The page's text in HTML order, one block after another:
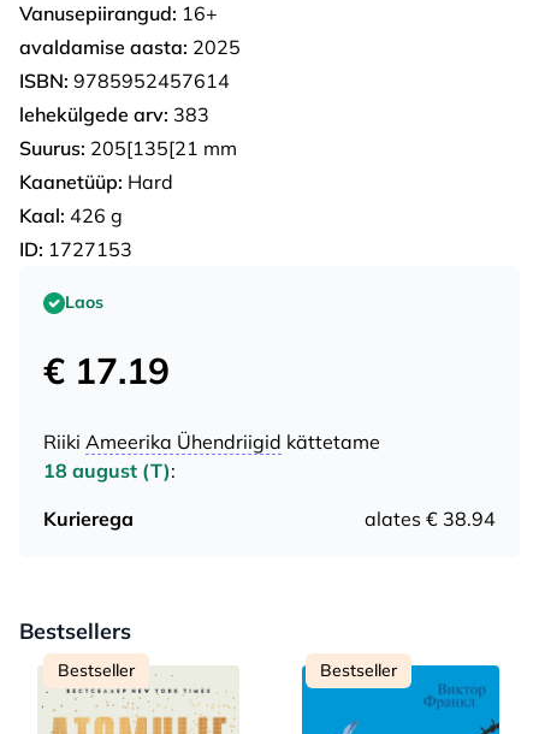
Vanusepiirangud: 16+
avaldamise aasta: 2025
ISBN: 9785952457614
lehekülgede arv: 383
Suurus: 205[135[21 mm
Kaanetüüp: Hard
Kaal: 426 g
ID: 1727153
Laos
€ 17.19
Riiki Ameerika Ühendriigid kättetame
18 august (T):
Kurierega
alates € 38.94
Bestsellers
Bestseller Bestseller